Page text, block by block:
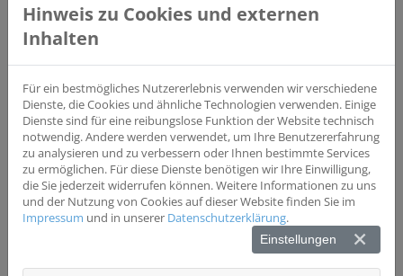
Studientyp
Interventionsstudie
Wesentliche Einschlusskriterien
Ösophagogastralen Übergang (Typ I -III) und Magen (T2-
4) - keine Vortherapien - keine Teil- oder Resektion des
Tumors
Biomarker
CD274
Wesentliche Ausschlusskriterien
- Allergische Reaktion oder Kontraindikation auf die
Studienmedikation - keine Knochenmark oder
Organtransplantation - aktive Hepatitis, HIV - pulmonale
Fibrose
Hinweis zu Cookies und externen
Inhalten
Für ein bestmögliches Nutzererlebnis verwenden wir verschiedene
Dienste, die Cookies und ähnliche Technologien verwenden. Einige
Dienste sind für eine reibungslose Funktion der Website technisch
notwendig. Andere werden verwendet, um Ihre Benutzererfahrung
zu analysieren und zu verbessern oder Ihnen bestimmte Services
zu ermöglichen. Für diese Dienste benötigen wir Ihre Einwilligung,
die Sie jederzeit widerrufen können. Weitere Informationen zu uns
und der Nutzung von Cookies auf dieser Website finden Sie im
Impressum und in unserer Datenschutzerklärung.
Einstellungen